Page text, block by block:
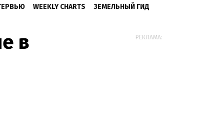
WEEKLY CHARTS ЗЕМЕЛЬНЫЙ ГИД
в РЕКЛАМА: